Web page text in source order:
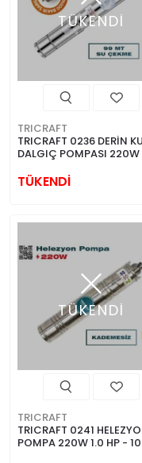
TÜKENDİ
TRICRAFT
TRICRAFT 0236 DERİN
DALGIÇ POMPASI 220W
TÜKENDİ
TÜKENDİ
TRICRAFT
TRICRAFT 0241
POMPA 220W 1.0 HP -